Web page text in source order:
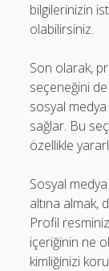
bilgilerinizin
olabilirsiniz.
Son olarak,
seçeneğini
sosyal
sağlar. Bu
özellikle
Sosyal
altına almak,
Profil
içeriğinin ne
kimliğinizi